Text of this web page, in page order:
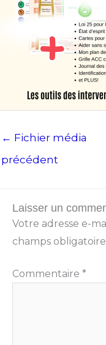
← Fichier média
précédent
Laisser un
Votre adresse e-
champs
Commentaire *